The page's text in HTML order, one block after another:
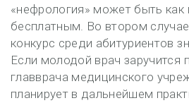
«нефрология» может быть как
бесплатным. Во втором
конкурс среди абитуриентов
Если молодой врач заручится
главврача медицинского
планирует в дальнейшем